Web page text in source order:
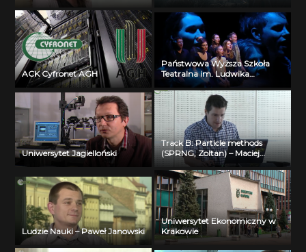
ACK Cyfronet AGH
Państwowa Wyższa Szkoła
Teatralna im. Ludwika
Solskiego w Krakowie
Uniwersytet Jagielloński
Track B: Particle methods
(SPRNG, Zoltan) – Maciej
Cytowski (ICM UW) – part 2
Ludzie Nauki – Paweł Janowski
Uniwersytet Ekonomiczny w
Krakowie